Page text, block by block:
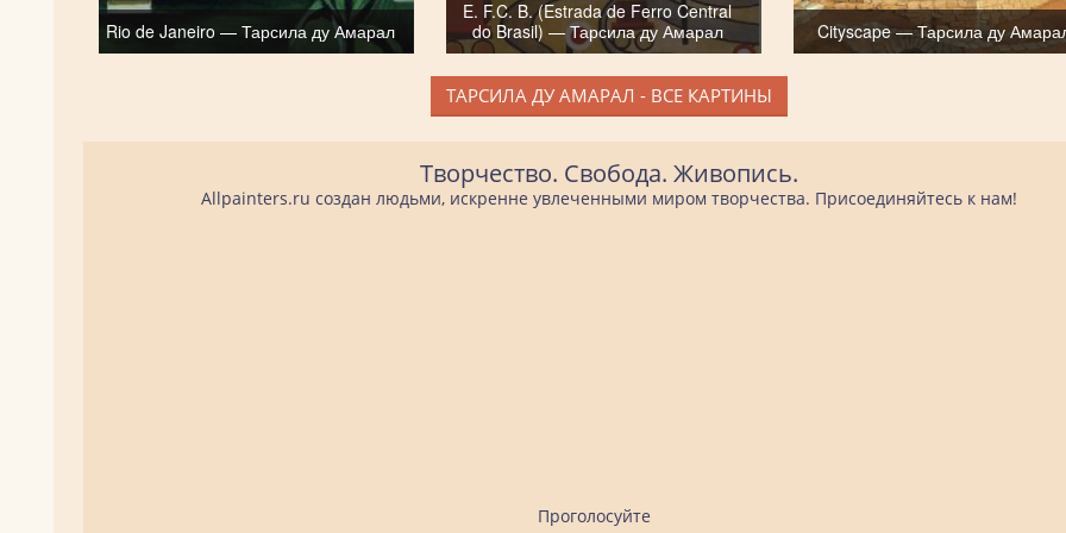
Rio de Janeiro — Тарсила ду Амарал
E. F.C. B. (Estrada de Ferro Central
do Brasil) — Тарсила ду Амарал
Cityscape — Тарсила ду
ТАРСИЛА ДУ АМАРАЛ - ВСЕ КАРТИНЫ
Творчество. Свобода. Живопись.
Allpainters.ru создан людьми, искренне увлеченными миром творчества. Присоединяйтесь к нам!
Проголосуйте